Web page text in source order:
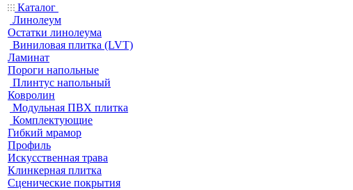
Каталог
Линолеум
Остатки линолеума
Виниловая плитка (LVT)
Ламинат
Пороги напольные
Плинтус напольный
Ковролин
Модульная ПВХ плитка
Комплектующие
Гибкий мрамор
Профиль
Искусственная трава
Клинкерная плитка
Сценические покрытия